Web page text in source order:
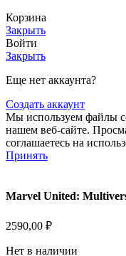
Корзина
Закрыть
Войти
Закрыть
Еще нет аккаунта?
Создать аккаунт
Мы используем файлы
нашем веб-сайте.
соглашаетесь на
Принять
Marvel United:
2590,00 ₽
Нет в наличии